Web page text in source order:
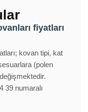
fiyatları
kovan tipi, kat
(polen
39 numaralı